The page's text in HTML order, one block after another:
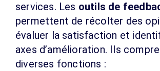
services. Les outils de
permettent de récolter des
évaluer la satisfaction et
axes d’amélioration. Ils
diverses fonctions :